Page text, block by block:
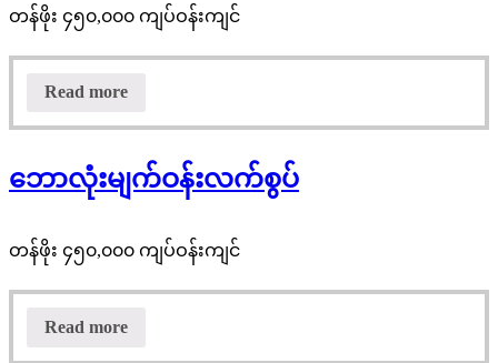
တန်ဖိုး ၄၅၀,၀၀၀ ကျပ်ဝန်းကျင်
Read more
ဘောလုံးမျက်ဝန်းလက်စွပ်
တန်ဖိုး ၄၅၀,၀၀၀ ကျပ်ဝန်းကျင်
Read more